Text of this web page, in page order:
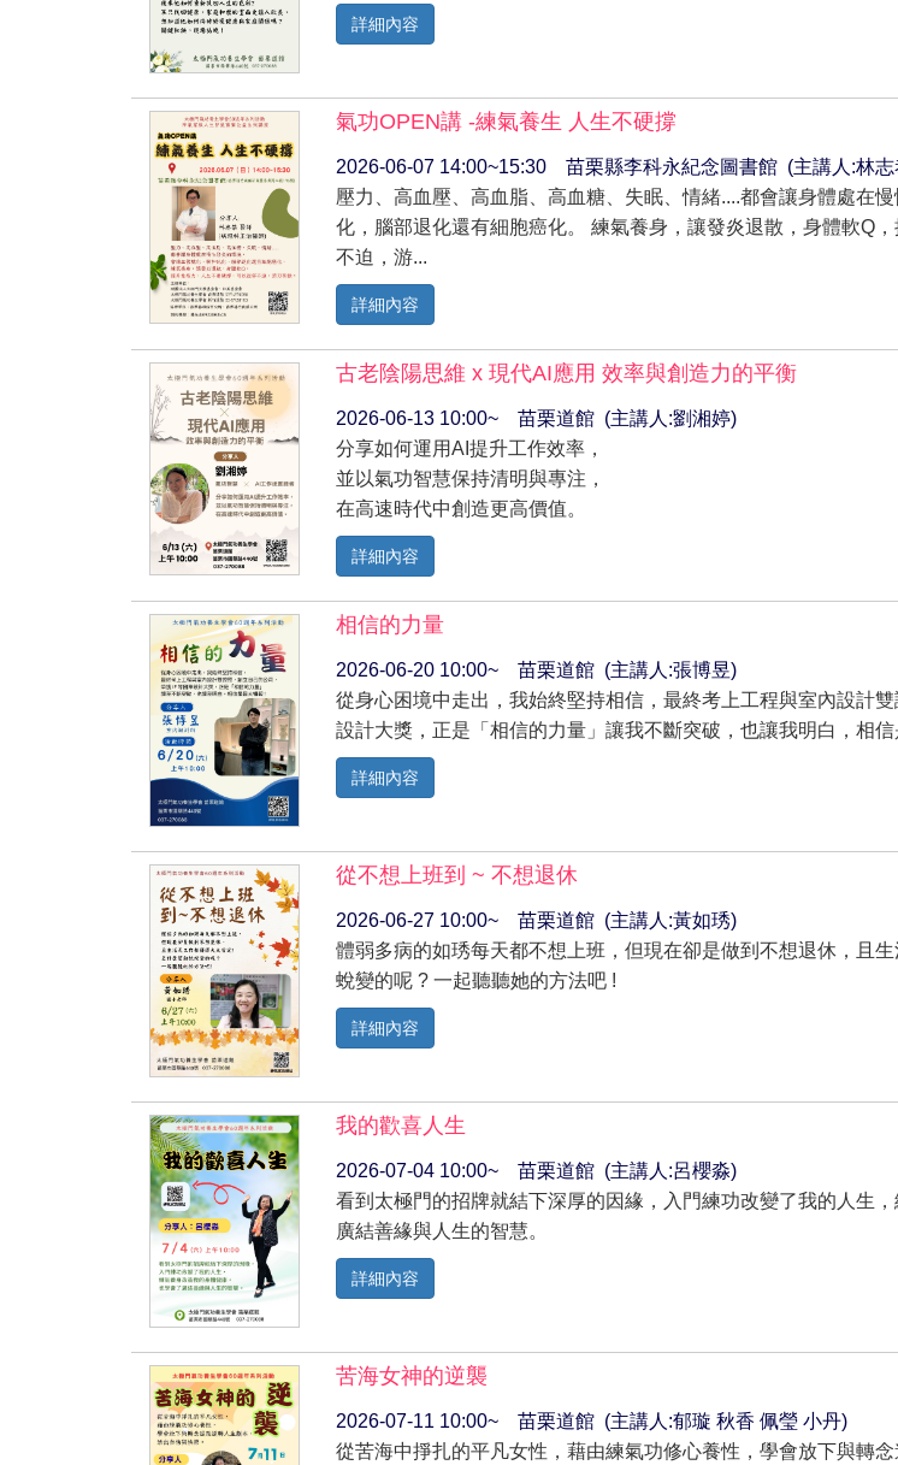
詳細內容
氣功OPEN講 -練氣養生 人生不硬撐
2026-06-07 14:00~15:30 苗栗縣李科永紀念圖書館 (主講人:林志
壓力、高血壓、高血脂、高血糖、失眠、情緒....都會讓身體處在
化，腦部退化還有細胞癌化。 練氣養身，讓發炎退散，身體軟Q
不迫，游...
詳細內容
古老陰陽思維 x 現代AI應用 效率與創造力的平衡
2026-06-13 10:00~ 苗栗道館 (主講人:劉湘婷)
分享如何運用AI提升工作效率，
並以氣功智慧保持清明與專注，
在高速時代中創造更高價值。
詳細內容
相信的力量
2026-06-20 10:00~ 苗栗道館 (主講人:張博昱)
從身心困境中走出，我始終堅持相信，最終考上工程與室內設計
設計大獎，正是「相信的力量」讓我不斷突破，也讓我明白，相信
詳細內容
從不想上班到 ~ 不想退休
2026-06-27 10:00~ 苗栗道館 (主講人:黃如琇)
體弱多病的如琇每天都不想上班，但現在卻是做到不想退休，且
蛻變的呢 ? 一起聽聽她的方法吧 !
詳細內容
我的歡喜人生
2026-07-04 10:00~ 苗栗道館 (主講人:呂櫻淼)
看到太極門的招牌就結下深厚的因緣，入門練功改變了我的人生
廣結善緣與人生的智慧。
詳細內容
苦海女神的逆襲
2026-07-11 10:00~ 苗栗道館 (主講人:郁璇 秋香 佩瑩 小丹)
從苦海中掙扎的平凡女性，藉由練氣功修心養性，學會放下與轉